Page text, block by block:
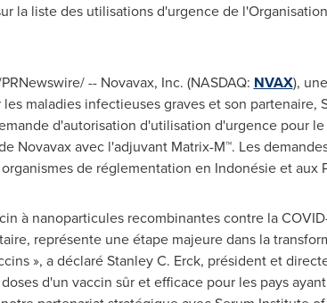
la liste des utilisations d'urgence de
-- Novavax, Inc. (NASDAQ: NVAX),
maladies infectieuses graves et son partenaire,
d'autorisation d'utilisation d'urgence pour
Novavax avec l'adjuvant Matrix-M™. Les
de réglementation en Indonésie et aux
à nanoparticules recombinantes contre la
représente une étape majeure dans la
», a déclaréStanley C. Erck, président et
d'un vaccin sûr et efficace pour les pays